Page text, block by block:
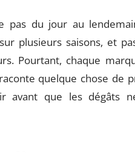
pas du jour au
plusieurs saisons, et
Pourtant, chaque
quelque chose de
avant que les dégâts